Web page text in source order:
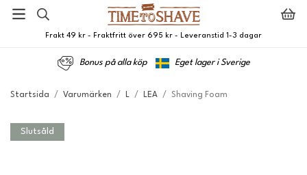
Frakt 49 kr - Fraktfritt över 695 kr - Leveranstid 1-3 dagar
Bonus på alla köp Eget lager i Sverige
Startsida / Varumärken / L / LEA / Shaving Foam
Slutsåld